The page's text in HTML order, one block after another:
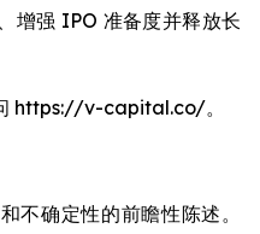
增强 IPO 准备度并释放长
https://v-capital.co/。
不确定性的前瞻性陈述。